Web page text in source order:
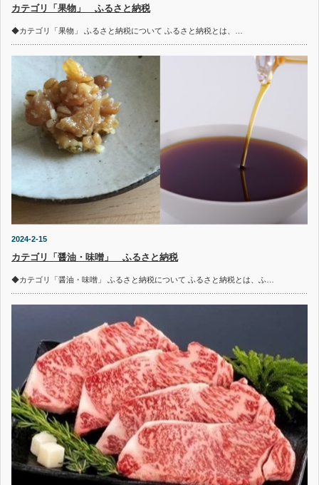
カテゴリ「果物」 ふるさと納税
◆カテゴリ「果物」 ふるさと納税について ふるさと納税とは、…
2024-2-15
カテゴリ「醤油・味噌」 ふるさと納税
◆カテゴリ「醤油・味噌」 ふるさと納税について ふるさと納税とは、ふ…